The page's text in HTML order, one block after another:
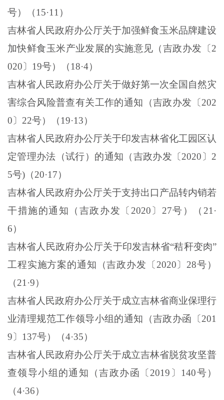
号）（15·11 ）
吉林省人民政府办公厅关于加强鲜食玉米品牌建设
加快鲜食玉米产业发展的实施意见（吉政办发〔2
020〕 19号）（18·4）
吉林省人民政府办公厅关于做好第一次全国自然灾
害综合风险普查有关工作的通知（吉政办发〔202
0〕 22号）（19·13）
吉林省人民政府办公厅关于印发吉林省化工园区认
定管理办法（试行）的通知（吉政办发〔2020〕 2
5号) （20·17）
吉林省人民政府办公厅关于支持出口产品转内销若
干措施的通知（吉政办发〔 2020〕 27号）（ 21 ·
6）
吉林省人民政府办公厅关于印发吉林省“秸秆变肉”
工程实施方案的通知（吉政办发〔2020〕 28号）
（21 ·9）
吉林省人民政府办公厅关于成立吉林省商业保理行
业清理规范工作领导小组的通知（吉政办函〔201
9〕 137号）（4·35）
吉林省人民政府办公厅关于成立吉林省脱贫攻坚普
查领导小组的通知（吉政办函〔2019 〕 140号）
（4·36）